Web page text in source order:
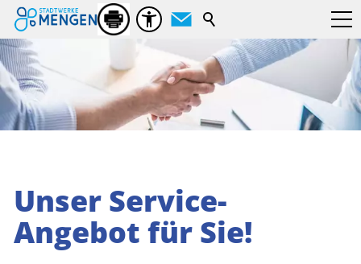
Suchbegriff
Unser Service-
Angebot für Sie!